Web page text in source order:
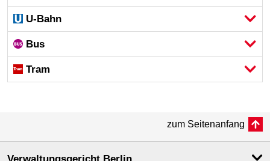
U-Bahn
Bus
Tram
zum Seitenanfang
Verwaltungsgericht Berlin